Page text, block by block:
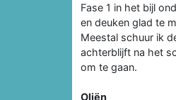
Fase 1 in het bijl
en deuken glad te
Meestal schuur ik
achterblijft na het
om te gaan.
Oliën